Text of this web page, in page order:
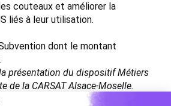
couteaux et améliorer la
liés à leur utilisation.
dont le montant
présentation du dispositif Métiers
de la CARSAT Alsace-Moselle.